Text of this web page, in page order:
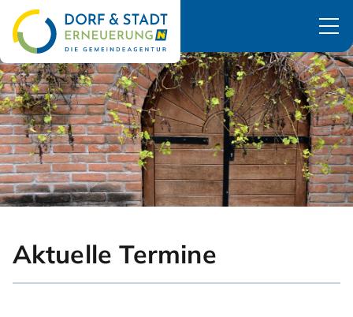
Navigation überspringen
Aktuelle Termine